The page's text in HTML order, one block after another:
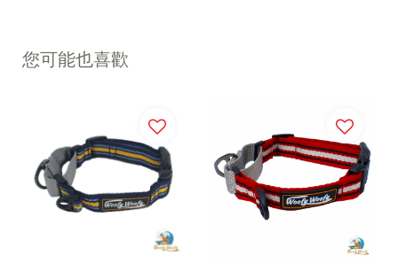
您可能也喜歡